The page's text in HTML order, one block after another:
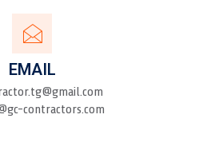
EMAIL
contractors.com